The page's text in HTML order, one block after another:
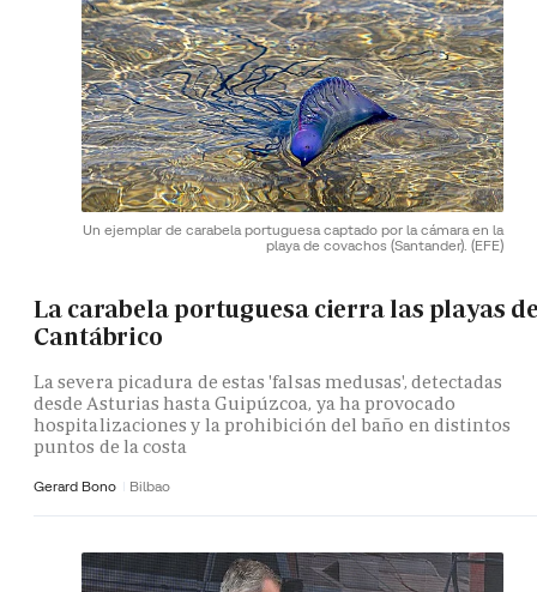
Un ejemplar de carabela portuguesa captado por la cámara en la
playa de covachos (Santander). (EFE)
La carabela portuguesa cierra las playas
Cantábrico
La severa picadura de estas 'falsas medusas', detectadas
desde Asturias hasta Guipúzcoa, ya ha provocado
hospitalizaciones y la prohibición del baño en distintos
puntos de la costa
Gerard Bono Bilbao